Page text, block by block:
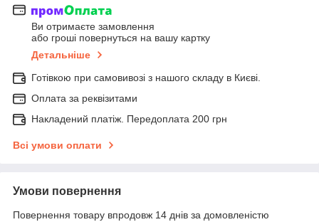
Ви отримаєте замовлення
або гроші повернуться на вашу картку
Детальніше
Готівкою при самовивозі з нашого складу в Києві.
Оплата за реквізитами
Накладений платіж. Передоплата 200 грн
Всі умови оплати
Умови повернення
Повернення товару впродовж 14 днів за домовленістю